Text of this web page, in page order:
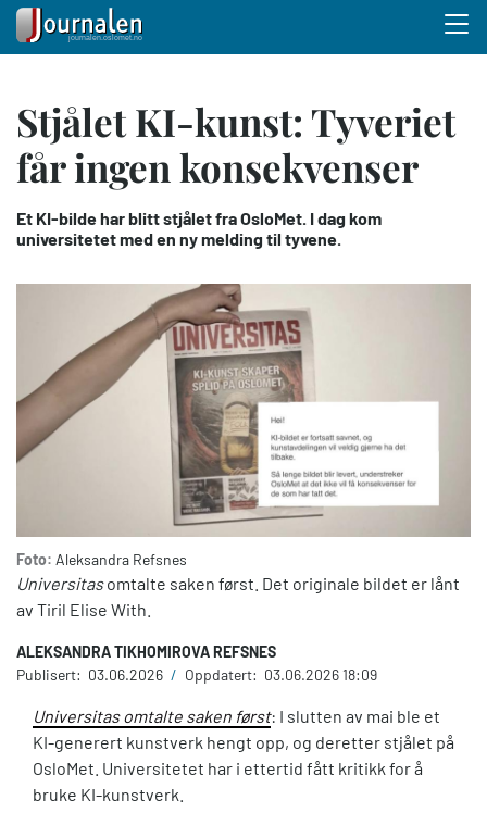
hovedinnhold
Stjålet KI-kunst: Tyveriet
får ingen konsekvenser
Et KI-bilde har blitt stjålet fra OsloMet. I dag kom
universitetet med en ny melding til tyvene.
Foto: Aleksandra Refsnes
Universitasomtalte saken først. Det originale bildet er lånt
av Tiril Elise With.
ALEKSANDRA TIKHOMIROVA REFSNES
Publisert: 03.06.2026 / Oppdatert: 03.06.2026 18:09
Universitas omtalte saken først: I slutten av mai ble et
KI-generert kunstverk hengt opp, og deretter stjålet på
OsloMet. Universitetet har i ettertid fått kritikk for å
bruke KI-kunstverk.